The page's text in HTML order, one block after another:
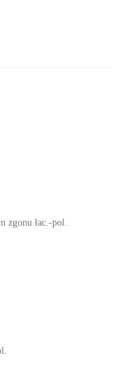
zgonu łac.-pol.